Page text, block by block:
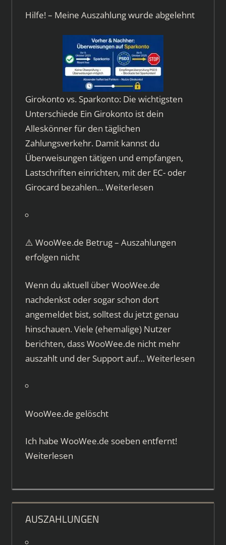
Hilfe! – Meine Auszahlung wurde abgelehnt
Girokonto vs. Sparkonto: Die wichtigsten
Unterschiede Ein Girokonto ist dein
Alleskönner für den täglichen
Zahlungsverkehr. Damit kannst du
Überweisungen tätigen und empfangen,
Lastschriften einrichten, mit der EC- oder
Girocard bezahlen… Weiterlesen
⚠️ WooWee.de Betrug – Auszahlungen
erfolgen nicht
Wenn du aktuell über WooWee.de
nachdenkst oder sogar schon dort
angemeldet bist, solltest du jetzt genau
hinschauen. Viele (ehemalige) Nutzer
berichten, dass WooWee.de nicht mehr
auszahlt und der Support auf… Weiterlesen
WooWee.de gelöscht
Ich habe WooWee.de soeben entfernt!
Weiterlesen
AUSZAHLUNGEN